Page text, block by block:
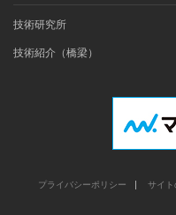
技術研究所
技術紹介（橋梁）
プライバシーポリシー サイト